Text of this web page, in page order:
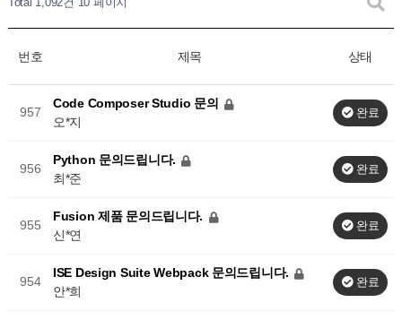
번호 제목 상태
957
Code Composer Studio 문의
오*지
완료
956
Python 문의드립니다.
최*준
완료
955
Fusion 제품 문의드립니다.
신*연
완료
954
ISE Design Suite Webpack 문의드립니다.
안*희
완료